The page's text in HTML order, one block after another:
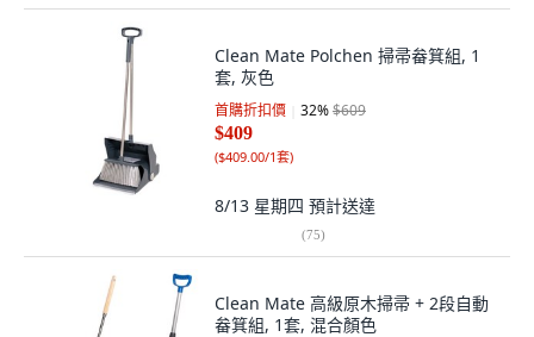
Clean Mate Polchen 掃帚畚箕組, 1
套, 灰色
首購折扣價 32%$609
$409
($409.00/1套)
8/13 星期四 預計送達
(75)
Clean Mate 高級原木掃帚 + 2段自動
畚箕組, 1套, 混合顏色